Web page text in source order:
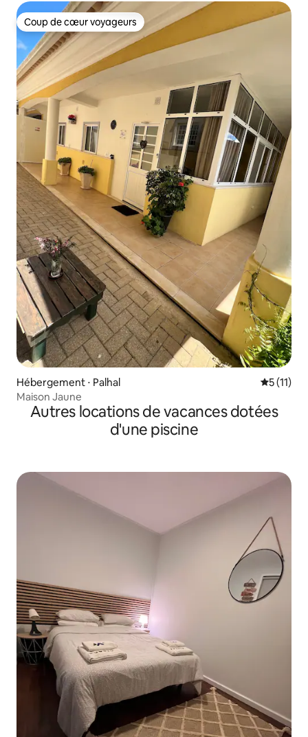
Coup de cœur voyageurs
Coup de cœur voyageurs
Hébergement ⋅ Palhal
5 (11)
Maison Jaune
Autres locations de vacances dotées
d'une piscine